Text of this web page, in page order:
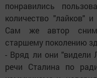
понравились
количество "лайков"
Сам же автор
старшему поколению
- Вряд ли они "видели
речи Сталина по